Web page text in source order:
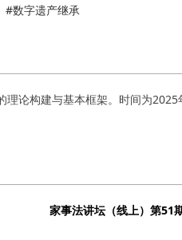
#数字遗产继承
论构建与基本框架。时间为2025
家事法讲坛（线上）第51